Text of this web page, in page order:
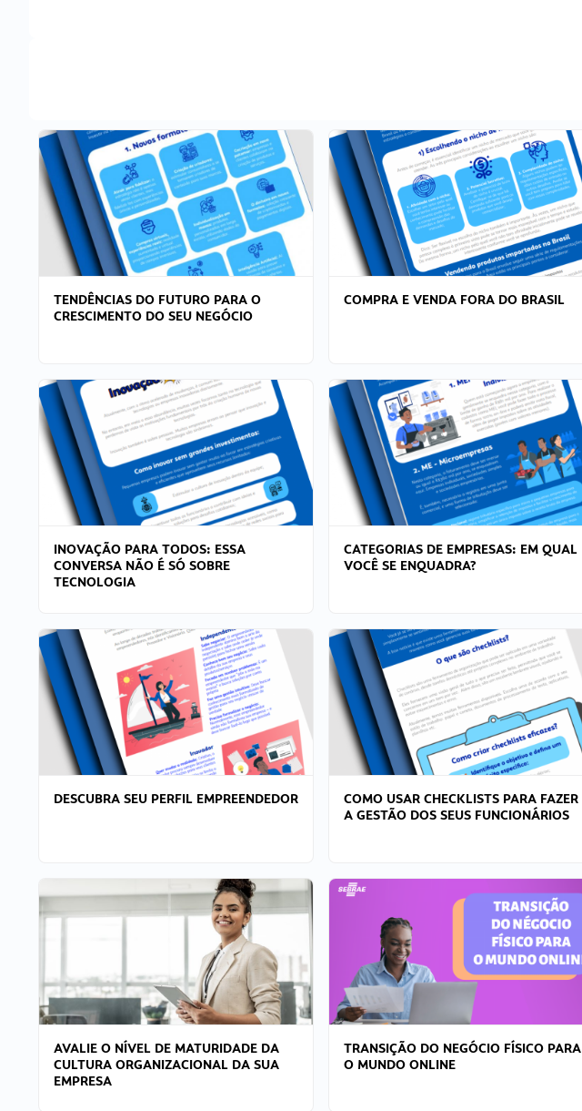
TENDÊNCIAS DO FUTURO PARA O
CRESCIMENTO DO SEU NEGÓCIO
COMPRA E VENDA FORA DO BRASIL
INOVAÇÃO PARA TODOS: ESSA
CONVERSA NÃO É SÓ SOBRE
TECNOLOGIA
CATEGORIAS DE EMPRESAS: EM QUAL
VOCÊ SE ENQUADRA?
DESCUBRA SEU PERFIL EMPREENDEDOR
COMO USAR CHECKLISTS PARA FAZER
A GESTÃO DOS SEUS FUNCIONÁRIOS
AVALIE O NÍVEL DE MATURIDADE DA
CULTURA ORGANIZACIONAL DA SUA
EMPRESA
TRANSIÇÃO DO NEGÓCIO FÍSICO PARA
O MUNDO ONLINE